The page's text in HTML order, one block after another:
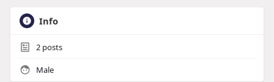
Info
2posts
Male